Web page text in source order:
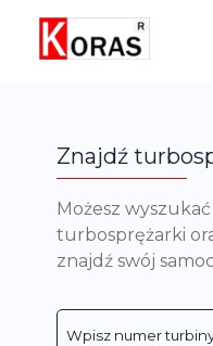
Znajdź
Możesz
turbosprężarki
znajdź swój